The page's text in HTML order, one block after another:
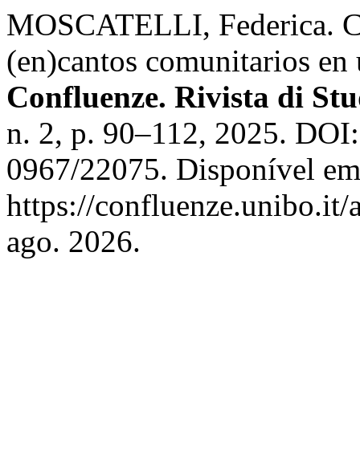
MOSCATELLI, Federica.
(en)cantos comunitarios
Confluenze. Rivista di
n. 2, p. 90–112, 2025.
0967/22075. Disponível
https://confluenze.unibo.it/
ago. 2026.